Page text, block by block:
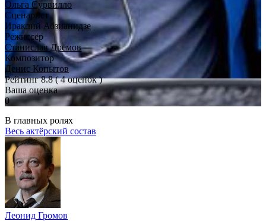
Ольга Сурвилло
Сценарист
Ираклий Абзианидзе
Режиссёр
Станислав Дремов
Композитор
Денис Копытов
Рейтинг 8.8 ( 4 оценок )
Ваша оценка
0
В главных ролях
Весь актёрский состав
Леонид Громов